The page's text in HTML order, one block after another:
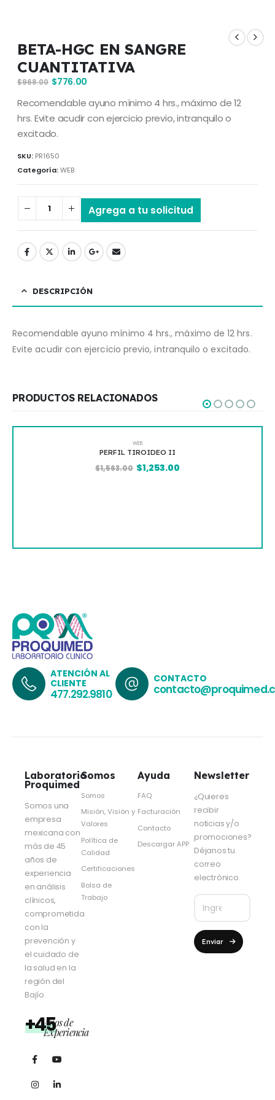
BETA-HGC EN SANGRE
CUANTITATIVA
$968.00 $776.00
Recomendable ayuno mínimo 4 hrs., máximo de 12
hrs. Evite acudir con ejercicio previo, intranquilo o
excitado.
SKU: PR1650
Categoría:WEB
Agrega a tu solicitud
DESCRIPCIÓN
Recomendable ayuno mínimo 4 hrs., máximo de 12 hrs.
Evite acudir con ejercicio previo, intranquilo o excitado.
PRODUCTOS RELACIONADOS
WEB
PERFIL TIROIDEO II
$1,563.00 $1,253.00
ATENCIÓN AL
CLIENTE
477.292.9810
CONTACTO
Laboratorio
Proquimed
Somos una
empresa
mexicana con
más de 45
años de
experiencia
en análisis
clínicos,
comprometida
con la
prevención y
el cuidado de
la salud en la
región del
Bajío.
+45Años de
Experiencia
Somos
Somos
Misión, Visión y
Valores
Política de
Calidad
Certificaciones
Bolsa de
Trabajo
Ayuda
FAQ
Facturación
Contacto
Descargar APP
Newsletter
¿Quieres
recibir
noticias y/o
promociones?
Déjanos tu
correo
electrónico.
Enviar